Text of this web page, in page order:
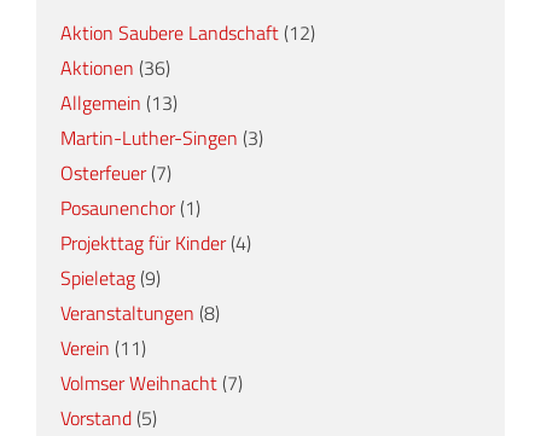
Aktion Saubere Landschaft (12)
Aktionen (36)
Allgemein (13)
Martin-Luther-Singen (3)
Osterfeuer(7)
Posaunenchor(1)
Projekttag für Kinder(4)
Spieletag (9)
Veranstaltungen (8)
Verein (11)
Volmser Weihnacht (7)
Vorstand (5)